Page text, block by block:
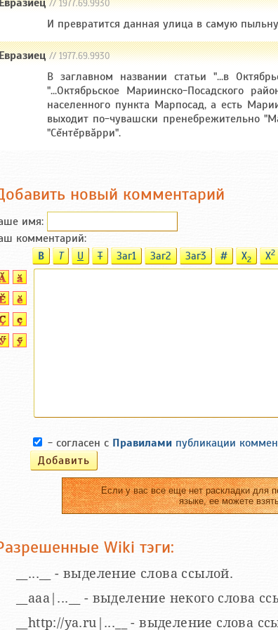
// 1977.69.9930
И превратится данная улица в самую
// 1977.69.9930
В заглавном названии статьи "...в
"...Октябрьское Мариинско-Посадского
населенного пункта Марпосад, а есть
выходит по-чувашски пренебрежительно
"Сĕнтĕрвăрри".
новый комментарий
имя:
комментарий:
B T U T Заг1 Заг2 Заг3 # X2 X2
- согласен с Правилами публикации
Если у вас все еще нет раскладки для
языке, ее можете
Wiki тэги:
__...__ - выделение слова ссылой.
__aaa|...__ - выделение некого слова
__http://ya.ru|...__ - выделение слова